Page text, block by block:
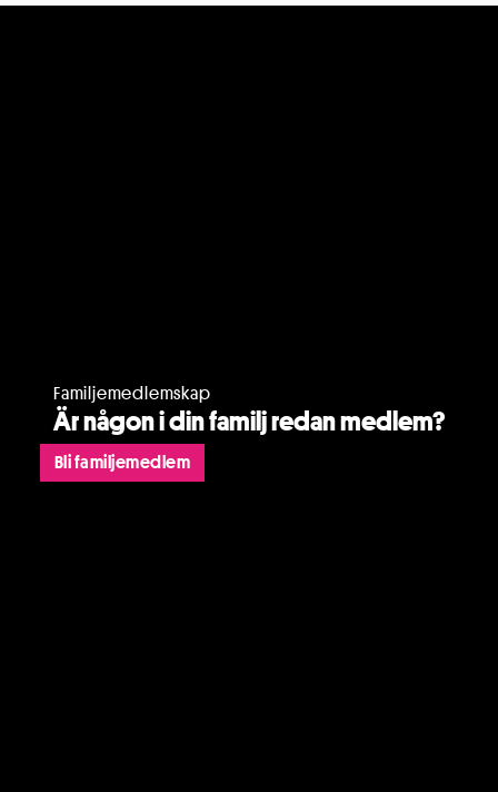
Familjemedlemskap
Är någon i din familj redan medlem?
Bli familjemedlem